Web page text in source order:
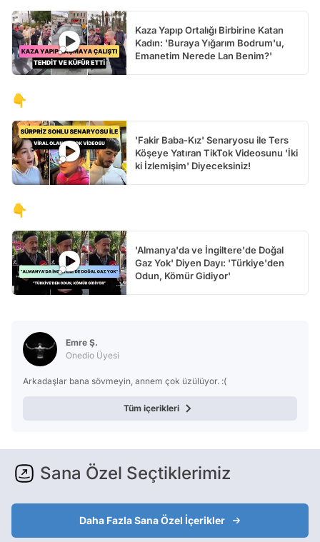
Kaza Yapıp Ortalığı Birbirine Katan
Kadın: 'Buraya Yığarım Bodrum'u,
Emanetim Nerede Lan Benim?'
👇
'Fakir Baba-Kız' Senaryosu ile Ters
Köşeye Yatıran TikTok Videosunu 'İki
ki İzlemişim' Diyeceksiniz!
👇
'Almanya'da ve İngiltere'de Doğal
Gaz Yok' Diyen Dayı: 'Türkiye'den
Odun, Kömür Gidiyor'
Emre Ş.
Onedio Üyesi
Arkadaşlar bana sövmeyin, annem çok üzülüyor. :(
Tüm içerikleri
Sana Özel Seçtiklerimiz
Daha Fazla Sana Özel İçerikler